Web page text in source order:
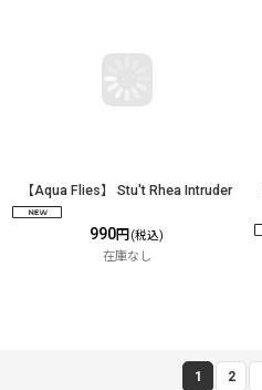
【Aqua Flies】 Stu't Rhea Intruder
990円 (税込)
在庫なし
1 2